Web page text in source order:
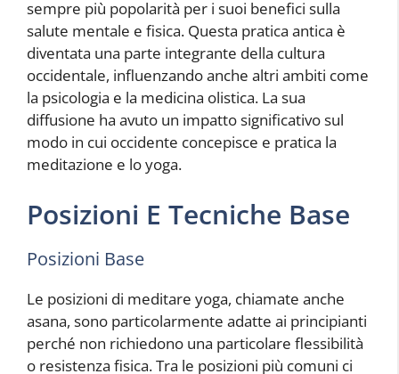
sempre più popolarità per i suoi benefici sulla
salute mentale e fisica. Questa pratica antica è
diventata una parte integrante della cultura
occidentale, influenzando anche altri ambiti come
la psicologia e la medicina olistica. La sua
diffusione ha avuto un impatto significativo sul
modo in cui occidente concepisce e pratica la
meditazione e lo yoga.
Posizioni E Tecniche Base
Posizioni Base
Le posizioni di meditare yoga, chiamate anche
asana, sono particolarmente adatte ai principianti
perché non richiedono una particolare flessibilità
o resistenza fisica. Tra le posizioni più comuni ci